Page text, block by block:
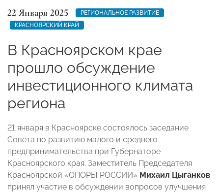
22 Января 2025
РЕГИОНАЛЬНОЕ РАЗВИТИЕ
КРАСНОЯРСКИЙ КРАЙ
В Красноярском крае
прошло обсуждение
инвестиционного климата
региона
21 января в Красноярске состоялось заседание
Совета по развитию малого и среднего
предпринимательства при Губернаторе
Красноярского края. Заместитель Председателя
Красноярской «ОПОРЫ РОССИИ» Михаил Цыганков
принял участие в обсуждении вопросов улучшения